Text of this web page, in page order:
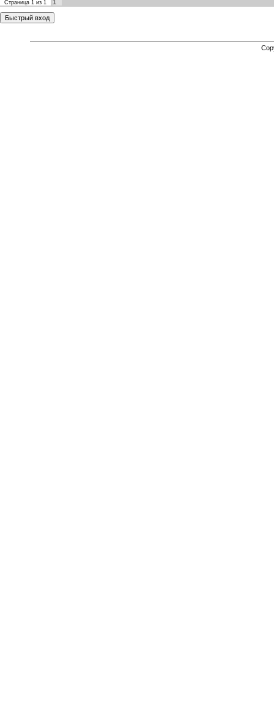
Страница 1 из 1 1